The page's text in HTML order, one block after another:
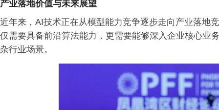
产业落地价值与未来展望
近年来，AI技术正在从模型能力竞争逐步走向产业落地
仅需要具备前沿算法能力，更需要能够深入企业核心业
杂行业场景。